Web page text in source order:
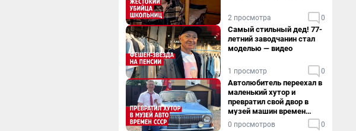
2 просмотра 0
Самый стильный дед! 77-
летний заводчанин стал
моделью — видео
1 просмотр 0
Автолюбитель переехал в
маленький хутор и
превратил свой двор в
музей машин времен
СССР. Видео
0 просмотров 0